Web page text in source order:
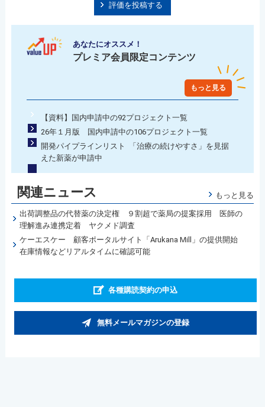
評価を投稿する
あなたにオススメ！
プレミア会員限定コンテンツ
もっと見る
【資料】国内申請中の92プロジェクト一覧
26年１月版 国内申請中の106プロジェクト一覧
開発パイプラインリスト 「治療の続けやすさ」を見据
えた新薬が申請中
関連ニュース もっと見る
出荷調整品の代替薬の決定権 ９割超で薬局の提案採用 医師の
理解進み連携定着 ヤクメド調査
ケーエスケー 顧客ポータルサイト「Arukana Mill」の提供開始
在庫情報などリアルタイムに確認可能
各種購読契約の申込
無料メールマガジンの登録